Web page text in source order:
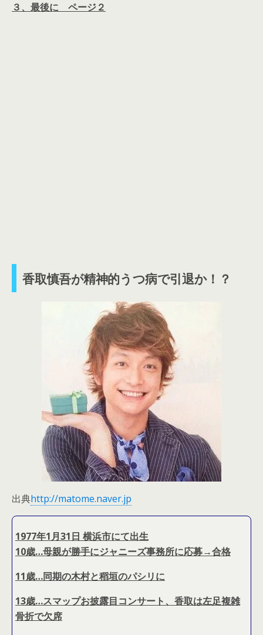
３、最後に ページ２
香取慎吾が精神的うつ病で引退か！？
出典http://matome.naver.jp
1977年1月31日 横浜市にて出生
10歳…母親が勝手にジャニーズ事務所に応募→合格
11歳…同期の木村と稻垣のパシリに
13歳…スマップお披露目コンサート、香取は左足複雑
骨折で欠席